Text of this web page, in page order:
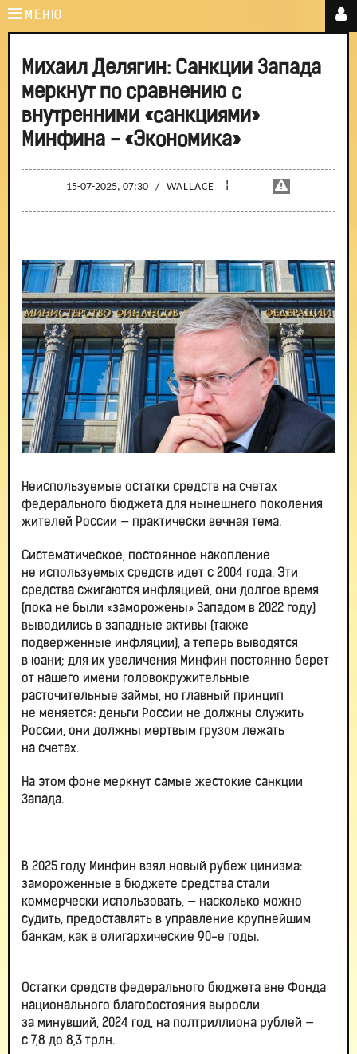
МЕНЮ
Михаил Делягин: Санкции Запада
меркнут по сравнению с
внутренними «санкциями»
Минфина - «Экономика»
15-07-2025, 07:30 / WALLACE ¦
Неиспользуемые остатки средств на счетах
федерального бюджета для нынешнего поколения
жителей России — практически вечная тема.
Систематическое, постоянное накопление
не используемых средств идет с 2004 года. Эти
средства сжигаются инфляцией, они долгое время
(пока не были «заморожены» Западом в 2022 году)
выводились в западные активы (также
подверженные инфляции), а теперь выводятся
в юани; для их увеличения Минфин постоянно берет
от нашего имени головокружительные
расточительные займы, но главный принцип
не меняется: деньги России не должны служить
России, они должны мертвым грузом лежать
на счетах.
На этом фоне меркнут самые жестокие санкции
Запада.
В 2025 году Минфин взял новый рубеж цинизма:
замороженные в бюджете средства стали
коммерчески использовать, — насколько можно
судить, предоставлять в управление крупнейшим
банкам, как в олигархические 90-е годы.
Остатки средств федерального бюджета вне Фонда
национального благосостояния выросли
за минувший, 2024 год, на полтриллиона рублей —
с 7,8 до 8,3 трлн.